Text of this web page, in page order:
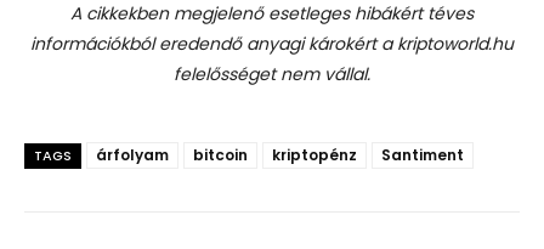
A cikkekben megjelenő esetleges hibákért téves
információkból eredendő anyagi károkért a kriptoworld.hu
felelősséget nem vállal.
TAGS árfolyam bitcoin kriptopénz Santiment